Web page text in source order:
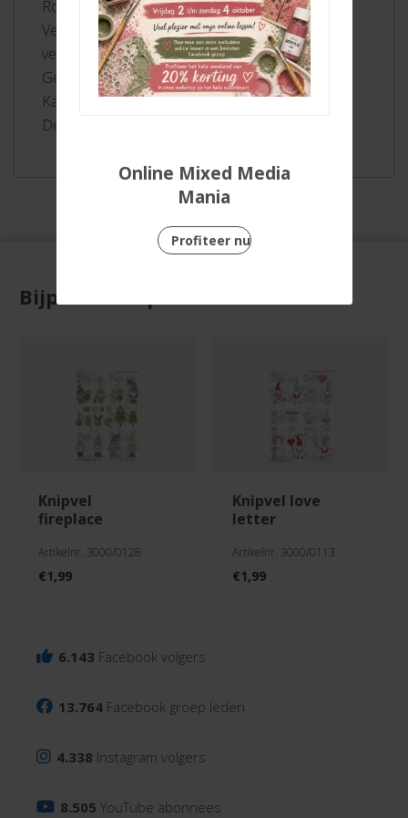
Robuuste M punt ca. 1 mm
Verkrijgbaar in 65 kleuren. Alle kleuren los
verkrijgbaar
Geurloze inkt op waterbasis
Kan tot 24 uur zonder dop zonder uit te drogen
De dop past achterop de viltstift
Bijpassende producten
knipvel
fireplace
Artikelnr. 3000/0128
€1,99
knipvel love
letter
Artikelnr. 3000/0113
€1,99
6.143 Facebook volgers
13.764 Facebook groep leden
4.338 Instagram volgers
8.505 YouTube abonnees
Online Mixed Media
Mania
Profiteer nu